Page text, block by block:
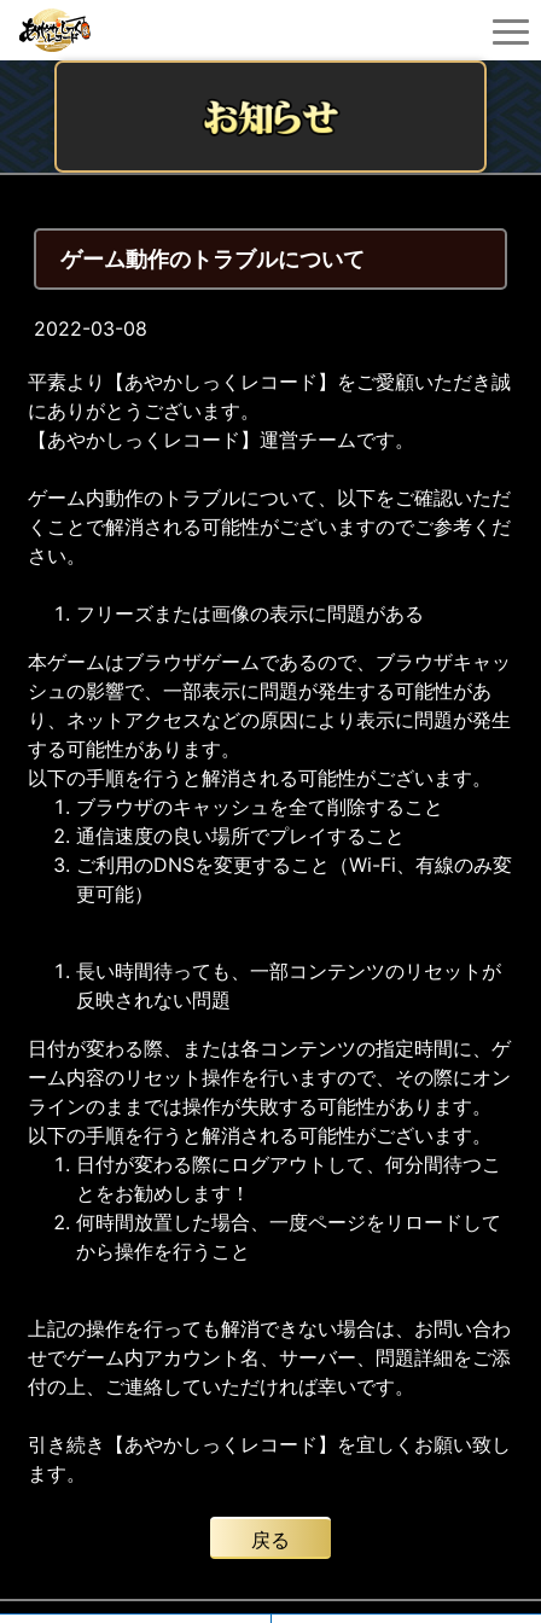
ゲーム動作のトラブルについて
2022-03-08
平素より【あやかしっくレコード】をご愛顧いただき誠
にありがとうございます。
【あやかしっくレコード】運営チームです。
ゲーム内動作のトラブルについて、以下をご確認いただ
くことで解消される可能性がございますのでご参考くだ
さい。
フリーズまたは画像の表示に問題がある
本ゲームはブラウザゲームであるので、ブラウザキャッ
シュの影響で、一部表示に問題が発生する可能性があ
り、ネットアクセスなどの原因により表示に問題が発生
する可能性があります。
以下の手順を行うと解消される可能性がございます。
ブラウザのキャッシュを全て削除すること
通信速度の良い場所でプレイすること
ご利用のDNSを変更すること（Wi-Fi、有線のみ変
更可能）
長い時間待っても、一部コンテンツのリセットが
反映されない問題
日付が変わる際、または各コンテンツの指定時間に、ゲ
ーム内容のリセット操作を行いますので、その際にオン
ラインのままでは操作が失敗する可能性があります。
以下の手順を行うと解消される可能性がございます。
日付が変わる際にログアウトして、何分間待つこ
とをお勧めします！
何時間放置した場合、一度ページをリロードして
から操作を行うこと
上記の操作を行っても解消できない場合は、お問い合わ
せでゲーム内アカウント名、サーバー、問題詳細をご添
付の上、ご連絡していただければ幸いです。
引き続き【あやかしっくレコード】を宜しくお願い致し
ます。
戻る